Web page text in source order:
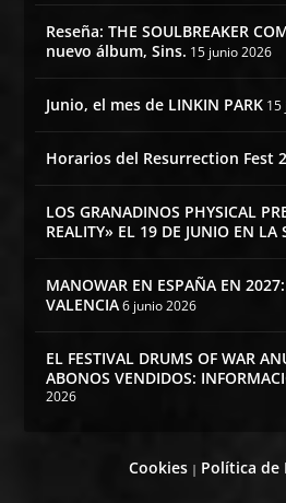
Reseña: THE SOULBREAKER
nuevo álbum, Sins. 15 junio 2026
Junio, el mes de LINKIN PARK 15
Horarios del Resurrection Fest
LOS GRANADINOS PHYSICAL
REALITY» EL 19 DE JUNIO EN LA
MANOWAR EN ESPAÑA EN
VALENCIA 6 junio 2026
EL FESTIVAL DRUMS OF WAR
ABONOS VENDIDOS:
2026
Cookies| Política de